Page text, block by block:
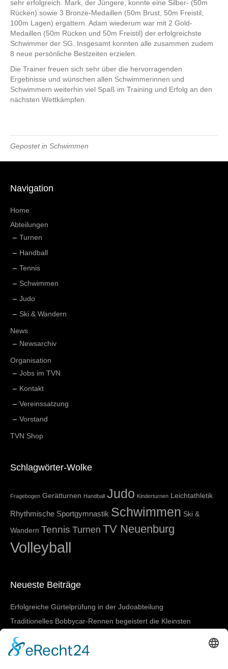
sehr erfolgreich. Mark, der Jüngere, konnte eine Silber- (50m
Rücken) sowie 3 Bronze-Medaillen (50m Brust, 50m Freistil,
100m Lagen) ergattern. Adam wiederum war mit 2 Gold-
Medaillen (50m Rücken und 50m Freistil) der erfolgreichste
Schwimmer der SG. Insgesamt konnten alle zusammen zudem
8 neue persönliche Bestzeiten erzielen.
Die Trainer freuen sich sehr über die hervorragenden
Ergebnisse und wünschen allen Schwimmerinnen und
Schwimmern weiterhin viel Spaß im Training und Erfolg an den
nächsten Wettkämpfen.
Gepostet in Schwimmen
Navigation
Home
Abteilungen
Turnen
Handball
Tennis
Schwimmen
Judo
Ski & Wandern
News
Newsarchiv
Organisation
Jobs im TVN
Kontakt
Vereinssatzung
Vorstand
TVN Shop
Schlagwörter-Wolke
Fragebogen Gerätturnen Handball Judo Kinderturnen Leichtathletik
Rhythmische Sportgymnastik Schwimmen Ski &
Wandern Tennis Turnen TV Neuenburg
Volleyball
Neueste Beiträge
Erfolgreiche Gürtelprüfung in der Judoabteilung
Traditionelles Bobbycar-Rennen begeistert die Kleinsten
TVN beim 4-gegen-4-Turnier in March-Buchheim
SGBNM zeigt starke Leistungen bei den Badischen